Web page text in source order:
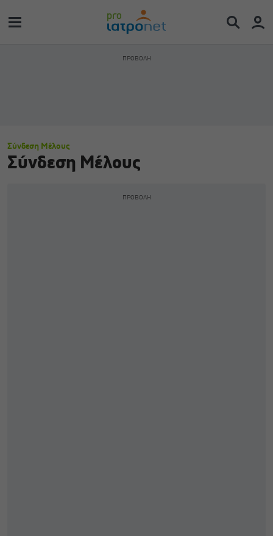
Σύνδεση Μέλους
Σύνδεση Μέλους